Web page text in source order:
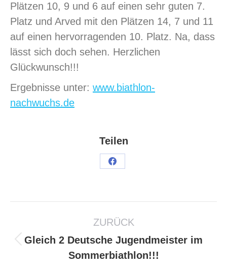
Plätzen 10, 9 und 6 auf einen sehr guten 7.
Platz und Arved mit den Plätzen 14, 7 und 11
auf einen hervorragenden 10. Platz. Na, dass
lässt sich doch sehen. Herzlichen
Glückwunsch!!!
Ergebnisse unter: www.biathlon-
nachwuchs.de
Teilen
ZURÜCK
Gleich 2 Deutsche Jugendmeister im
Sommerbiathlon!!!